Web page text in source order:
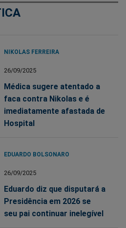
NIKOLAS FERREIRA
26/09/2025
Médica sugere atentado a
faca contra Nikolas e é
imediatamente afastada de
Hospital
EDUARDO BOLSONARO
26/09/2025
Eduardo diz que disputará a
Presidência em 2026 se
seu pai continuar inelegível